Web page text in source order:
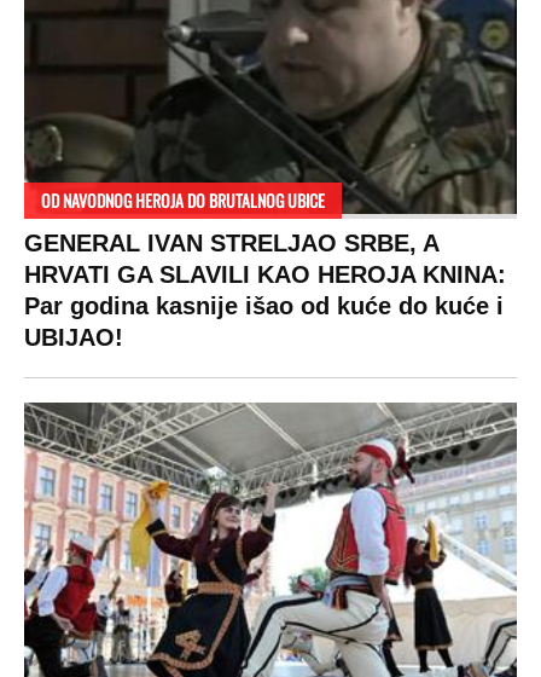
SPREMITE SE
Za posnu slavsku trpezu ove godine treba
izdvojiti ozbiljnu sumu novca: Nečija cela
plata ode na svega 20 gostiju
VESTI
Politika
Ekonomija
Beograd
Zasadi drvo
Kosovo
Sudbine
SHOWBIZ
Kviz
SPORT
Ostali sportovi
Navijači
Showtime
VIRALNO
LIFESTYLE
Život
Ljubav
SVET
Planeta
Globalno zagrevanje
Hrvatska
MONDO INC.
Impressum
Kontakt
Marketing